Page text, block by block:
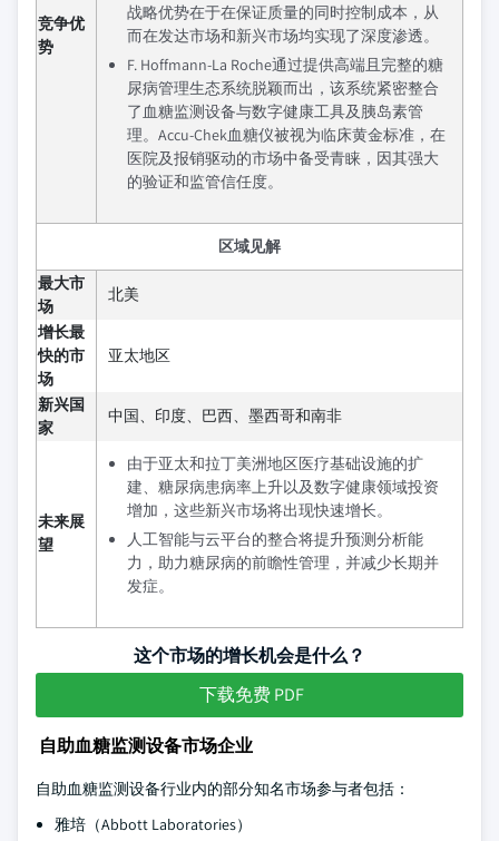
竞争优
势
战略优势在于在保证质量的同时控制成本，从
而在发达市场和新兴市场均实现了深度渗透。
F. Hoffmann-La Roche通过提供高端且完整的糖
尿病管理生态系统脱颖而出，该系统紧密整合
了血糖监测设备与数字健康工具及胰岛素管
理。Accu-Chek血糖仪被视为临床黄金标准，在
医院及报销驱动的市场中备受青睐，因其强大
的验证和监管信任度。
区域见解
最大市
场
北美
增长最
快的市
场
亚太地区
新兴国
家
中国、印度、巴西、墨西哥和南非
未来展
望
由于亚太和拉丁美洲地区医疗基础设施的扩
建、糖尿病患病率上升以及数字健康领域投资
增加，这些新兴市场将出现快速增长。
人工智能与云平台的整合将提升预测分析能
力，助力糖尿病的前瞻性管理，并减少长期并
发症。
这个市场的增长机会是什么？
下载免费 PDF
自助血糖监测设备市场企业
自助血糖监测设备行业内的部分知名市场参与者包括：
雅培（Abbott Laboratories）